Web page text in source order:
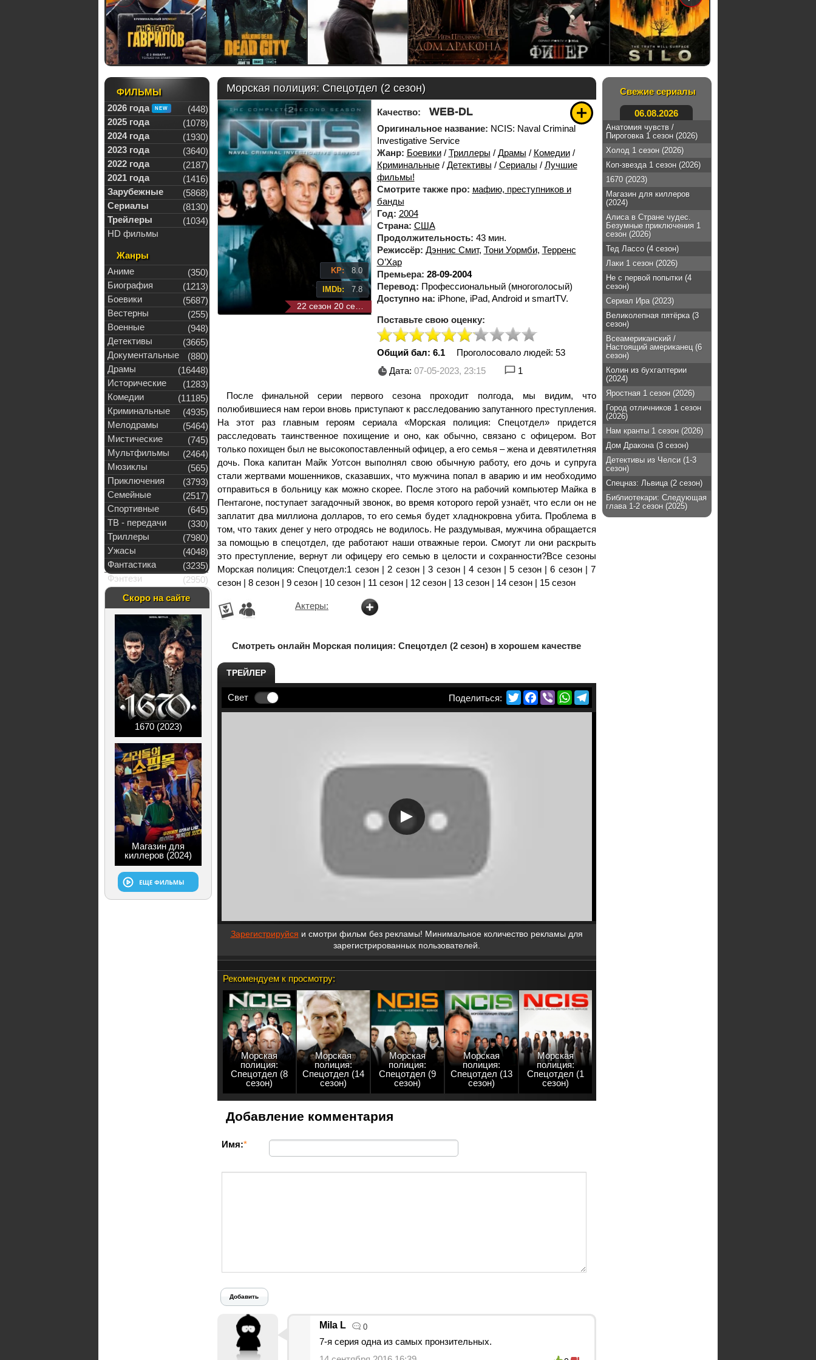
Морская полиция: Спецотдел (2 сезон)
22 сезон 20 серия
KP: 8.0
IMDb: 7.8
Качество: WEB-DL
Оригинальное название: NCIS: Naval Criminal
Investigative Service
Жанр: Боевики/ Триллеры / Драмы / Комедии/
Криминальные/ Детективы / Сериалы / Лучшие
фильмы!
Смотрите также про: мафию, преступников и
банды
Год: 2004
Страна: США
Продолжительность: 43 мин.
Режиссёр: Дэннис Смит, Тони Уормби, Терренс
О’Хар
Премьера: 28-09-2004
Перевод: Профессиональный (многоголосый)
Доступно на: iPhone, iPad, Android и smartTV.
Поставьте свою оценку:
Общий бал: 6.1 Проголосовало людей: 53
Дата: 07-05-2023, 23:15 1
После финальной серии первого сезона проходит полгода, мы видим, что
полюбившиеся нам герои вновь приступают к расследованию запутанного преступления.
На этот раз главным героям сериала «Морская полиция: Спецотдел» придется
расследовать таинственное похищение и оно, как обычно, связано с офицером. Вот
только похищен был не высокопоставленный офицер, а его семья – жена и девятилетняя
дочь. Пока капитан Майк Уотсон выполнял свою обычную работу, его дочь и супруга
стали жертвами мошенников, сказавших, что мужчина попал в аварию и им необходимо
отправиться в больницу как можно скорее. После этого на рабочий компьютер Майка в
Пентагоне, поступает загадочный звонок, во время которого герой узнаёт, что если он не
заплатит два миллиона долларов, то его семья будет хладнокровна убита. Проблема в
том, что таких денег у него отродясь не водилось. Не раздумывая, мужчина обращается
за помощью в спецотдел, где работают наши отважные герои. Смогут ли они раскрыть
это преступление, вернут ли офицеру его семью в целости и сохранности?Все сезоны
Морская полиция: Спецотдел:1 сезон | 2 сезон | 3 сезон | 4 сезон | 5 сезон | 6 сезон | 7
сезон | 8 сезон | 9 сезон | 10 сезон | 11 сезон | 12 сезон | 13 сезон | 14 сезон | 15 сезон
Актеры:
Смотреть онлайн Морская полиция: Спецотдел (2 сезон) в хорошем качестве
ТРЕЙЛЕР
Свет TwitterFacebook
ViberWhatsApp
Telegram
Зарегистрируйся и смотри фильм без рекламы! Минимальное количество рекламы для
зарегистрированных пользователей.
Рекомендуем к просмотру:
Морская
полиция:
Спецотдел (8
сезон)
Морская
полиция:
Спецотдел (14
сезон)
Морская
полиция:
Спецотдел (9
сезон)
Морская
полиция:
Спецотдел (13
сезон)
Морская
полиция:
Спецотдел (1
сезон)
Добавление комментария
Имя:*
Добавить
Mila L 0
7-я серия одна из самых пронзительных.
ФИЛЬМЫ
2026 года
(448)
2025 года
(1078)
2024 года
(1930)
2023 года
(3640)
2022 года
(2187)
2021 года
(1416)
Зарубежные
(5868)
Сериалы
(8130)
Трейлеры
(1034)
HD фильмы
Жанры
Аниме
(350)
Биография
(1213)
Боевики
(5687)
Вестерны
(255)
Военные
(948)
Детективы
(3665)
Документальные
(880)
Драмы
(16448)
Исторические
(1283)
Комедии
(11185)
Криминальные
(4935)
Мелодрамы
(5464)
Мистические
(745)
Мультфильмы
(2464)
Мюзиклы
(565)
Приключения
(3793)
Семейные
(2517)
Спортивные
(645)
ТВ - передачи
(330)
Триллеры
(7980)
Ужасы
(4048)
Фантастика
(3235)
Фэнтези
(2950)
Скоро на сайте
1670 (2023)
Магазин для
киллеров (2024)
Свежие сериалы
06.08.2026
Анатомия чувств /
Пироговка 1 сезон (2026)
Холод 1 сезон (2026)
Коп-звезда 1 сезон (2026)
1670 (2023)
Магазин для киллеров
(2024)
Алиса в Стране чудес.
Безумные приключения 1
сезон (2026)
Тед Лассо (4 сезон)
Лаки 1 сезон (2026)
Не с первой попытки (4
сезон)
Сериал Ира (2023)
Великолепная пятёрка (3
сезон)
Всеамериканский /
Настоящий американец (6
сезон)
Колин из бухгалтерии
(2024)
Яростная 1 сезон (2026)
Город отличников 1 сезон
(2026)
Нам кранты 1 сезон (2026)
Дом Дракона (3 сезон)
Детективы из Челси (1-3
сезон)
Спецназ: Львица (2 сезон)
Библиотекари: Следующая
глава 1-2 сезон (2025)